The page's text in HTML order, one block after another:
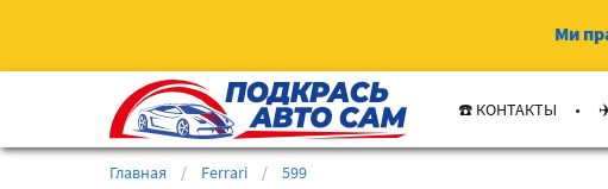
Ми
☎️ КОНТАКТЫ .
Главная / Ferrari / 599